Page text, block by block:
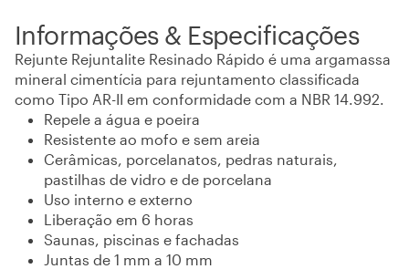
Informações & Especificações
Rejunte Rejuntalite Resinado Rápido é uma argamassa
mineral cimentícia para rejuntamento classificada
como Tipo AR-II em conformidade com a NBR 14.992.
Repele a água e poeira
Resistente ao mofo e sem areia
Cerâmicas, porcelanatos, pedras naturais,
pastilhas de vidro e de porcelana
Uso interno e externo
Liberação em 6 horas
Saunas, piscinas e fachadas
Juntas de 1 mm a 10 mm